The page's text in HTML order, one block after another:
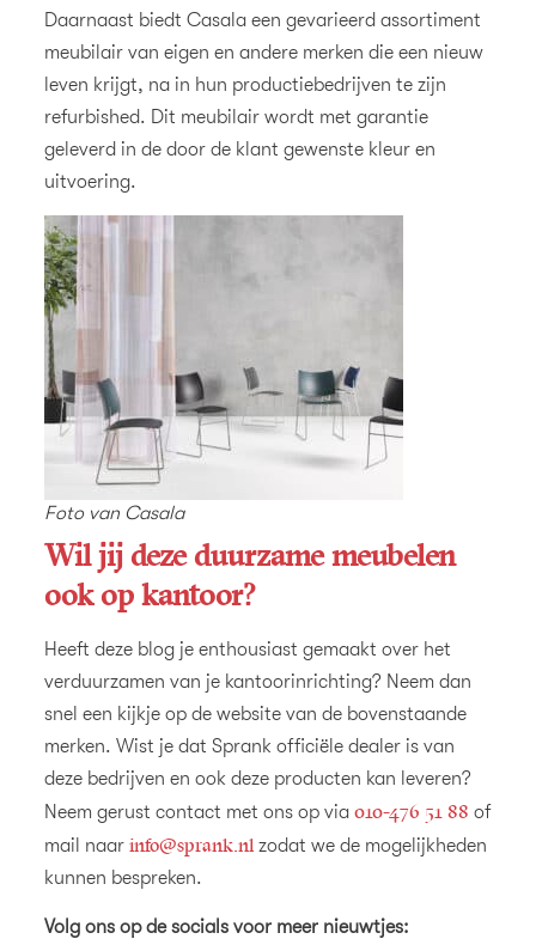
Daarnaast biedt Casala een gevarieerd assortiment
meubilair van eigen en andere merken die een nieuw
leven krijgt, na in hun productiebedrijven te zijn
refurbished. Dit meubilair wordt met garantie
geleverd in de door de klant gewenste kleur en
uitvoering.
Foto van Casala
Wil jij deze duurzame meubelen
ook op kantoor?
Heeft deze blog je enthousiast gemaakt over het
verduurzamen van je kantoorinrichting? Neem dan
snel een kijkje op de website van de bovenstaande
merken. Wist je dat Sprank officiële dealer is van
deze bedrijven en ook deze producten kan leveren?
Neem gerust contact met ons op via 010-476 51 88 of
mail naar info@sprank.nlzodat we de mogelijkheden
kunnen bespreken.
Volg ons op de socials voor meer nieuwtjes: